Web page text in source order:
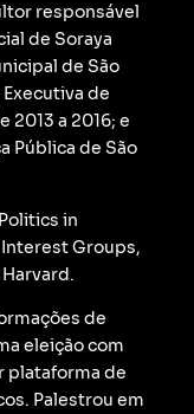
responsável
de Soraya
de São
de
2013 a 2016; e
Pública de São
in
Groups,
de
eleição com
plataforma de
Palestrou em